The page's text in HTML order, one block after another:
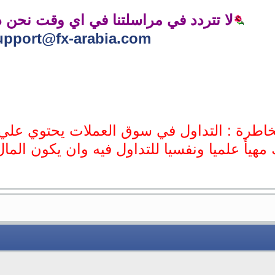
لا تتردد في مراسلتنا في اي وقت
arabia.com
: التداول في سوق العملات يحتوي
مهيأ علميا ونفسيا للتداول فيه وان يكون